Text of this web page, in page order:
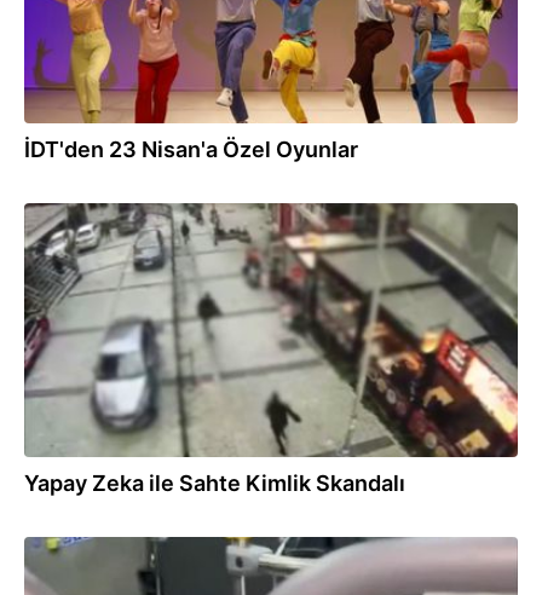
İDT'den 23 Nisan'a Özel Oyunlar
25.02.2026
Yapay Zeka ile Sahte Kimlik Skandalı